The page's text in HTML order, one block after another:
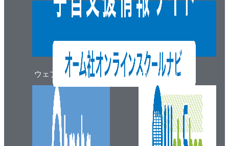
ウェブマガジン ウェブショップ